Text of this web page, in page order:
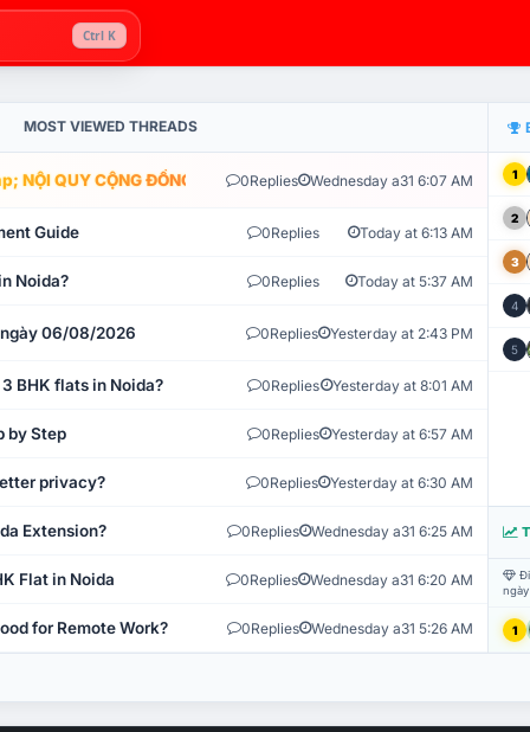
Ctrl K
MOST VIEWED THREADS
NỘI QUY CỘNG ĐỒNG VLIKE.VN: HỆ THỐNG GIÁM SÁT TỰ
0Replies Wednesday a31 6:07 AM
Guide 0Replies Today at 6:13 AM
Noida? 0Replies Today at 5:37 AM
ngày 06/08/2026 0Replies Yesterday at 2:43 PM
BHK flats in Noida? 0Replies Yesterday at 8:01 AM
by Step 0Replies Yesterday at 6:57 AM
privacy? 0Replies Yesterday at 6:30 AM
Extension? 0Replies Wednesday a31 6:25 AM
Flat in Noida 0Replies Wednesday a31 6:20 AM
for Remote Work? 0Replies Wednesday a31 5:26 AM
1
2
3
4
5
1